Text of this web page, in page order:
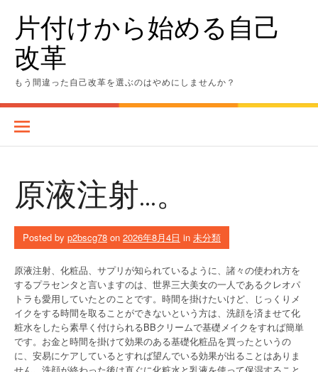
content片付けから始める自己
改革
もう間違った自己改革を選ぶのはやめにしませんか？
原液注射…。
Posted by p2bscg78 on 2026年8月4日 in 未分類
原液注射、化粧品、サプリが知られているように、諸々の使われ方を
するプラセンタと言いますのは、世界三大美女の一人であるクレオパ
トラも愛用していたとのことです。時間を掛けたいけど、じっくりメ
イクをする時間を取ることができないという方は、洗顔を済ませて化
粧水をしたら素早く付けられるBBクリームで基礎メイクをすれば簡単
です。お金と時間を掛けて効果のある基礎化粧品を買ったというの
に、安易にケアしているとすれば望んでいる効果が出ることはありま